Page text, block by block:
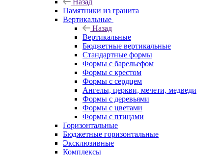
Назад
Памятники из гранита
Вертикальные
Назад
Вертикальные
Бюджетные вертикальные
Стандартные формы
Формы с барельефом
Формы с крестом
Формы с сердцем
Ангелы, церкви, мечети, медведи
Формы с деревьями
Формы с цветами
Формы с птицами
Горизонтальные
Бюджетные горизонтальные
Эксклюзивные
Комплексы